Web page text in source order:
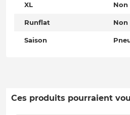
XL Non
Runflat Non
Saison
Ces produits pourraient